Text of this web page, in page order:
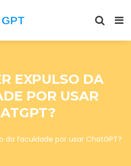
EXPULSO DA
POR USAR
da faculdade por usar ChatGPT?